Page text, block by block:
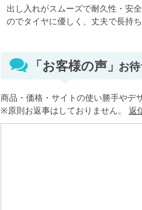
出し入れがスムーズで耐久性・安
のでタイヤに優しく、丈夫で長持ち
「お客様の声」お
商品・価格・サイトの使い勝手やデ
※原則お返事はしておりません。 返